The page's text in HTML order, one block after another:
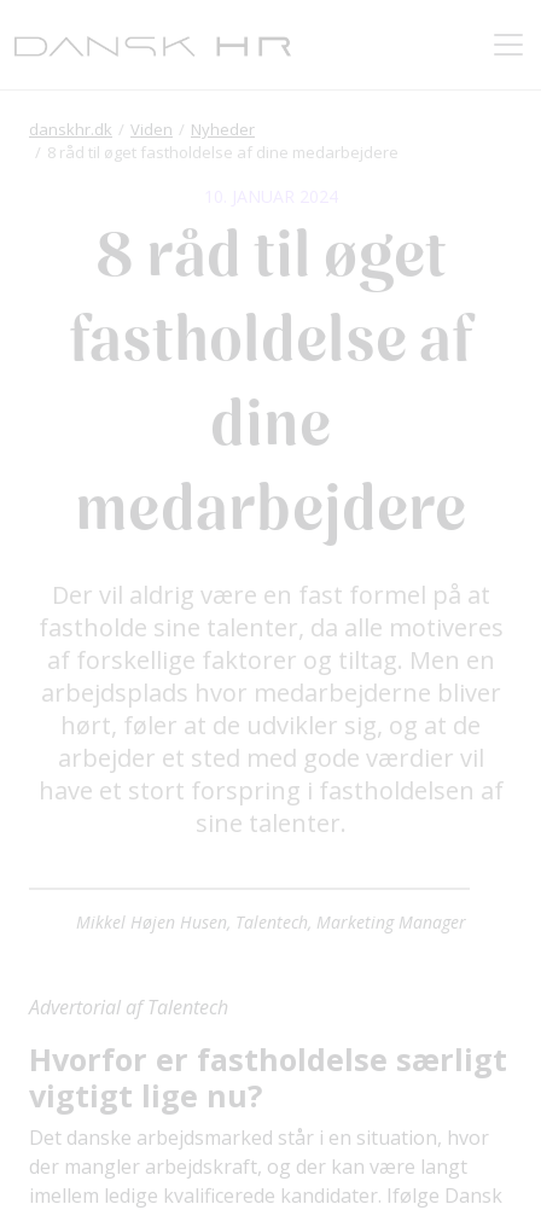
danskhr.dk Viden
Nyheder
8 råd til øget fastholdelse af dine medarbejdere
8 råd til øget
fastholdelse af
dine
medarbejdere
Der vil aldrig være en fast formel på at
fastholde sine talenter, da alle motiveres
af forskellige faktorer og tiltag. Men en
arbejdsplads hvor medarbejderne bliver
hørt, føler at de udvikler sig, og at de
arbejder et sted med gode værdier vil
have et stort forspring i fastholdelsen af
sine talenter.
Mikkel Højen Husen, Talentech, Marketing Manager
Advertorial af Talentech
Hvorfor er fastholdelse særligt
vigtigt lige nu?
Det danske arbejdsmarked står i en situation, hvor
der mangler arbejdskraft, og der kan være langt
imellem ledige kvalificerede kandidater. Ifølge Dansk